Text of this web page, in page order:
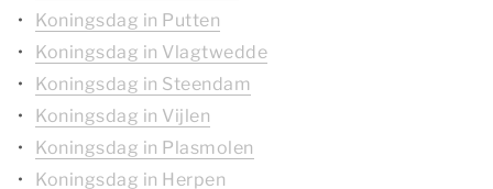
Koningsdag in Putten
Koningsdag in Vlagtwedde
Koningsdag in Steendam
Koningsdag in Vijlen
Koningsdag in Plasmolen
Koningsdag in Herpen